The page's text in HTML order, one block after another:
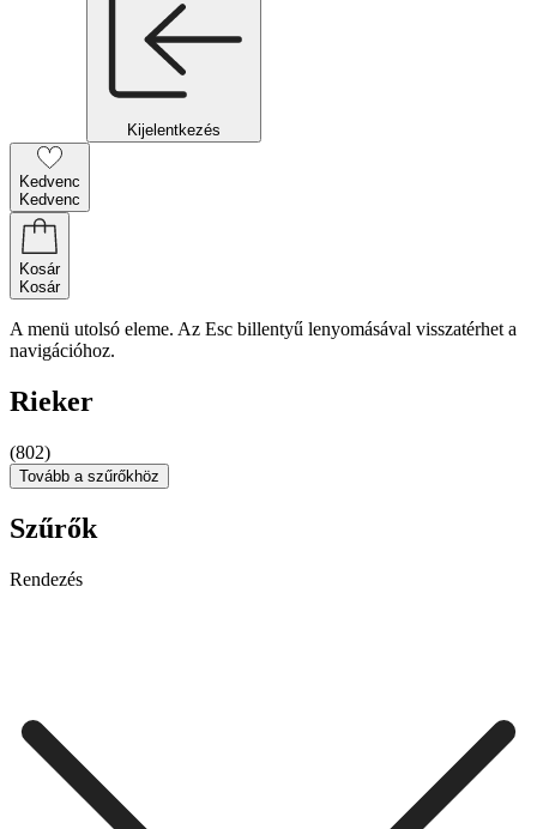
Kijelentkezés
Kedvenc
Kedvenc
Kosár
Kosár
A menü utolsó eleme. Az Esc billentyű lenyomásával visszatérhet a
navigációhoz.
Rieker
(802)
Tovább a szűrőkhöz
Szűrők
Rendezés